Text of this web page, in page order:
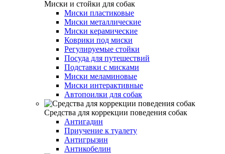
Миски и стойки для собак
Миски пластиковые
Миски металлические
Миски керамические
Коврики под миски
Регулируемые стойки
Посуда для путешествий
Подставки с мисками
Миски меламиновые
Миски интерактивные
Автопоилки для собак
Средства для коррекции поведения собак
Антигадин
Приучение к туалету
Антигрызин
Антикобелин